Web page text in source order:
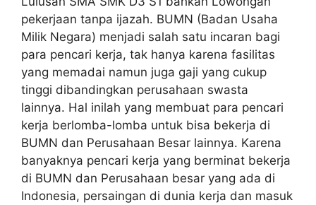
pekerjaan tanpa ijazah. BUMN (Badan Usaha
Milik Negara) menjadi salah satu incaran bagi
para pencari kerja, tak hanya karena fasilitas
yang memadai namun juga gaji yang cukup
tinggi dibandingkan perusahaan swasta
lainnya. Hal inilah yang membuat para pencari
kerja berlomba-lomba untuk bisa bekerja di
BUMN dan Perusahaan Besar lainnya. Karena
banyaknya pencari kerja yang berminat bekerja
di BUMN dan Perusahaan besar yang ada di
Indonesia, persaingan di dunia kerja dan masuk